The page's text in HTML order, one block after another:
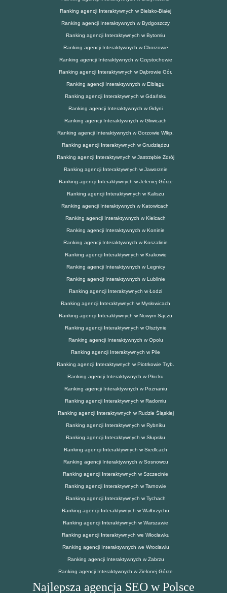
Ranking agencji Interaktywnych w Bielsko-Białej
Ranking agencji Interaktywnych w Bydgoszczy
Ranking agencji Interaktywnych w Bytomiu
Ranking agencji Interaktywnych w Chorzowie
Ranking agencji Interaktywnych w Częstochowie
Ranking agencji Interaktywnych w Dąbrowie Gór.
Ranking agencji Interaktywnych w Elblągu
Ranking agencji Interaktywnych w Gdańsku
Ranking agencji Interaktywnych w Gdyni
Ranking agencji Interaktywnych w Gliwicach
Ranking agencji Interaktywnych w Gorzowie Wlkp.
Ranking agencji Interaktywnych w Grudziądzu
Ranking agencji Interaktywnych w Jastrzębie Zdrój
Ranking agencji Interaktywnych w Jaworznie
Ranking agencji Interaktywnych w Jeleniej Górze
Ranking agencji Interaktywnych w Kaliszu
Ranking agencji Interaktywnych w Katowicach
Ranking agencji Interaktywnych w Kielcach
Ranking agencji Interaktywnych w Koninie
Ranking agencji Interaktywnych w Koszalinie
Ranking agencji Interaktywnych w Krakowie
Ranking agencji Interaktywnych w Legnicy
Ranking agencji Interaktywnych w Lublinie
Ranking agencji Interaktywnych w Łodzi
Ranking agencji Interaktywnych w Mysłowicach
Ranking agencji Interaktywnych w Nowym Sączu
Ranking agencji Interaktywnych w Olsztynie
Ranking agencji Interaktywnych w Opolu
Ranking agencji Interaktywnych w Pile
Ranking agencji Interaktywnych w Piotrkowie Tryb.
Ranking agencji Interaktywnych w Płocku
Ranking agencji Interaktywnych w Poznaniu
Ranking agencji Interaktywnych w Radomiu
Ranking agencji Interaktywnych w Rudzie Śląskiej
Ranking agencji Interaktywnych w Rybniku
Ranking agencji Interaktywnych w Słupsku
Ranking agencji Interaktywnych w Siedlcach
Ranking agencji Interaktywnych w Sosnowcu
Ranking agencji Interaktywnych w Szczecinie
Ranking agencji Interaktywnych w Tarnowie
Ranking agencji Interaktywnych w Tychach
Ranking agencji Interaktywnych w Wałbrzychu
Ranking agencji Interaktywnych w Warszawie
Ranking agencji Interaktywnych we Włocławku
Ranking agencji Interaktywnych we Wrocławiu
Ranking agencji Interaktywnych w Zabrzu
Ranking agencji Interaktywnych w Zielonej Górze
Najlepsza agencja SEO w Polsce